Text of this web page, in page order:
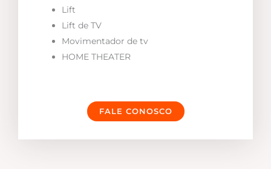
Lift
Lift de TV
Movimentador de tv
HOME THEATER
FALE CONOSCO